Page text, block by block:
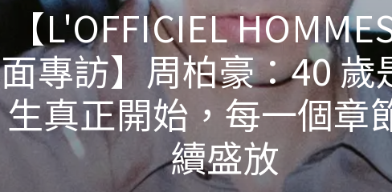
【L'OFFICIEL
面專訪】周柏豪：40 歲
生真正開始，每一個章
續盛放